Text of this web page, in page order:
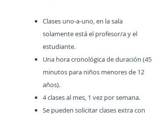
Clases uno-a-uno, en la sala
solamente está el profesor/a y el
estudiante.
Una hora cronológica de duración (45
minutos para niños menores de 12
años).
4 clases al mes, 1 vez por semana.
Se pueden solicitar clases extra con